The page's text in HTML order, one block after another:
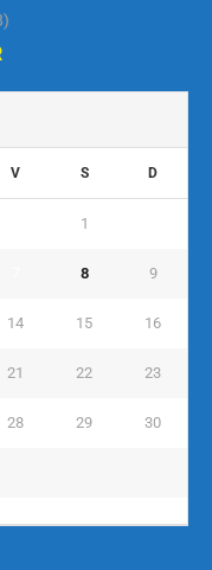
V S D
1
8 9
14 15 16
21 22 23
28 29 30